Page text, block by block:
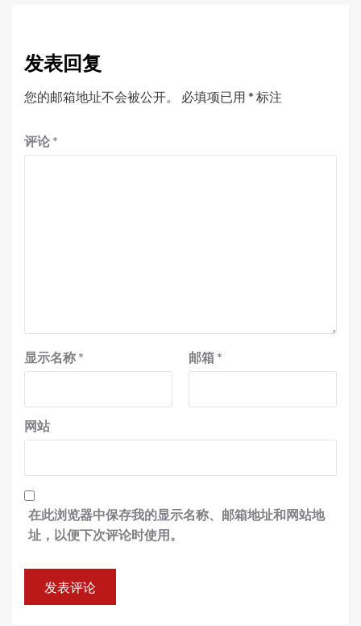
发表回复
您的邮箱地址不会被公开。 必填项已用 * 标注
评论 *
显示名称 * 邮箱 *
网站
在此浏览器中保存我的显示名称、邮箱地址和网站地
址，以便下次评论时使用。